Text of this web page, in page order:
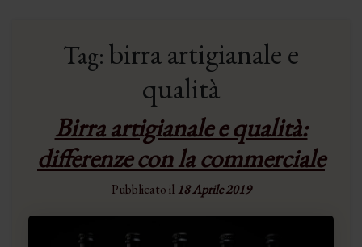
Tag: birra artigianale e
qualità
Birra artigianale e qualità:
differenze con la commerciale
Pubblicato il 18 Aprile 2019